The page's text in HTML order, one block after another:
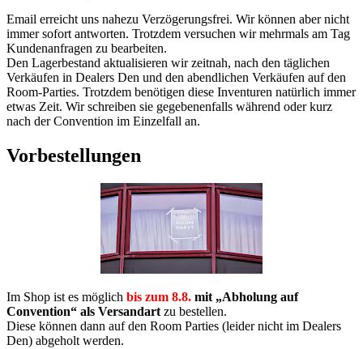
Email erreicht uns nahezu Verzögerungsfrei. Wir können aber nicht
immer sofort antworten. Trotzdem versuchen wir mehrmals am Tag
Kundenanfragen zu bearbeiten.
Den Lagerbestand aktualisieren wir zeitnah, nach den täglichen
Verkäufen in Dealers Den und den abendlichen Verkäufen auf den
Room-Parties. Trotzdem benötigen diese Inventuren natürlich immer
etwas Zeit. Wir schreiben sie gegebenenfalls während oder kurz
nach der Convention im Einzelfall an.
Vorbestellungen
Im Shop ist es möglich bis zum 8.8. mit „Abholung auf
Convention“ als Versandart zu bestellen.
Diese können dann auf den Room Parties (leider nicht im Dealers
Den) abgeholt werden.